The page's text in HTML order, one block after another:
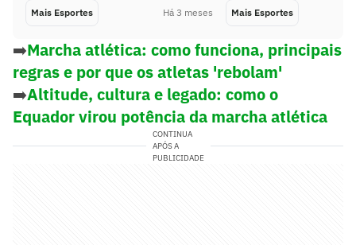
Mais Esportes Há 3 meses Mais Esportes
➡️Marcha atlética: como funciona, principais
regras e por que os atletas 'rebolam'
➡️Altitude, cultura e legado: como o
Equador virou potência da marcha atlética
CONTINUA
APÓS A
PUBLICIDADE